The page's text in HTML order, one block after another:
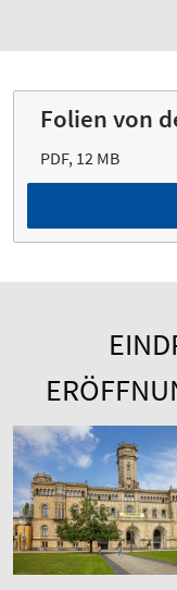
Folien von
PDF, 12 MB